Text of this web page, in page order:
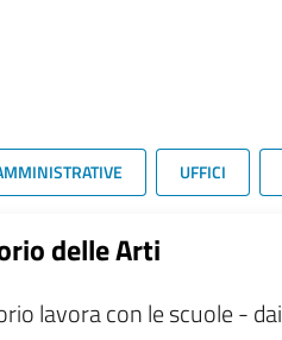
UFFICI
delle Arti
lavora con le scuole - dai